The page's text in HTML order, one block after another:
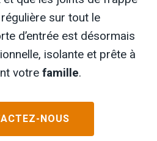
sur tout le
d’entrée est désormais
isolante et prête à
votre famille.
NOUS